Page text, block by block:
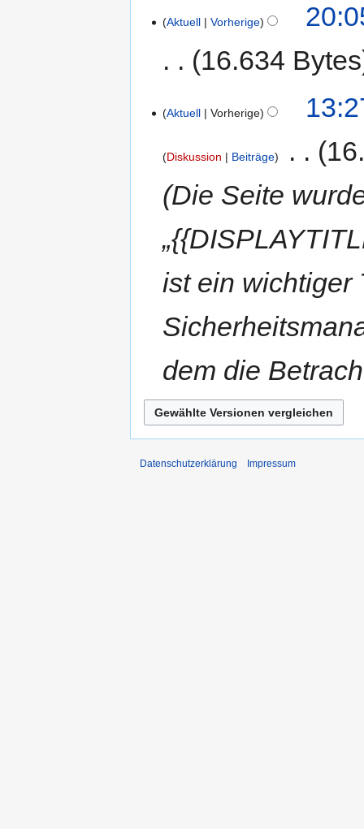
Aktuell Vorherige
16.634 Bytes
Aktuell Vorherige
Diskussion Beiträge
Die Seite
ist ein wichtiger
dem die
Datenschutzerklärung Impressum